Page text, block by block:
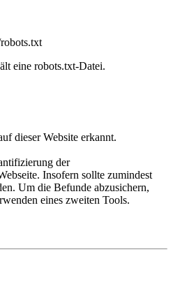
eine robots.txt-Datei.
dieser Website erkannt.
der
Insofern sollte zumindest
Um die Befunde abzusichern,
eines zweiten Tools.